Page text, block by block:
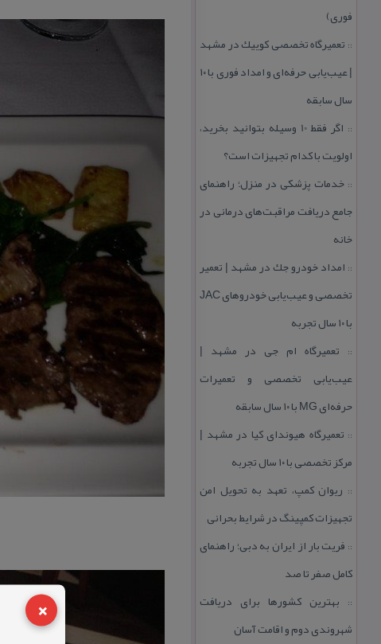
×
فوری)
:: تعمیرگاه تخصصی كوییك در مشهد
| عیب‌یابی حرفه‌ای و امداد فوری با ۱۰
سال سابقه
::
اگر فقط 10 وسیله بتوانید بخرید،
اولویت با كدام تجهیزات است؟
:: خدمات پزشكی در منزل؛ راهنمای
جامع دریافت مراقبت‌های درمانی در
خانه
:: امداد خودرو جك در مشهد | تعمیر
تخصصی و عیب‌یابی خودروهای JAC
با ۱۰ سال تجربه
:: تعمیرگاه ام جی در مشهد |
عیب‌یابی تخصصی و تعمیرات
حرفه‌ای MG با ۱۰ سال سابقه
:: تعمیرگاه هیوندای كیا در مشهد |
مركز تخصصی با ۱۰ سال تجربه
:: ریوان كمپ، تعهد به تحویل امن
تجهیزات كمپینگ در شرایط بحرانی
:: فریت بار از ایران به دبی؛ راهنمای
كامل صفر تا صد
:: بهترین كشورها برای دریافت
شهروندی دوم و اقامت آسان